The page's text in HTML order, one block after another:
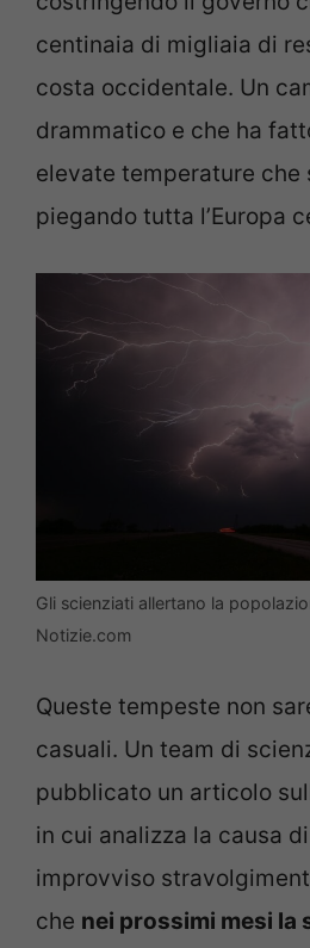
centinaia di migliaia di
costa occidentale. Un
drammatico e che ha
elevate temperature che
piegando tutta l’Europa
Gli scienziati allertano la
Notizie.com
Queste tempeste non
casuali. Un team di
pubblicato un articolo
in cui analizza la causa
improvviso
che nei prossimi mesi la